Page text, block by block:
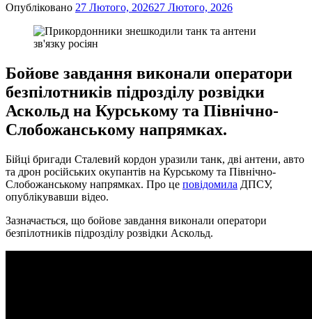
Опубліковано 27 Лютого, 202627 Лютого, 2026
Бойове завдання виконали оператори
безпілотників підрозділу розвідки
Аскольд на Курському та Північно-
Слобожанському напрямках.
Бійці бригади Сталевий кордон уразили танк, дві антени, авто
та дрон російських окупантів на Курському та Північно-
Слобожанському напрямках. Про це повідомила ДПСУ,
опублікувавши відео.
Зазначається, що бойове завдання виконали оператори
безпілотників підрозділу розвідки Аскольд.